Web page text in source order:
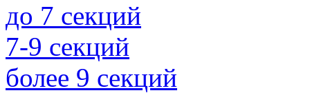
до 7 секций
7-9 секций
более 9 секций